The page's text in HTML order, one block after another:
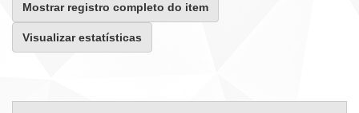
Mostrar registro completo do item
Visualizar estatísticas